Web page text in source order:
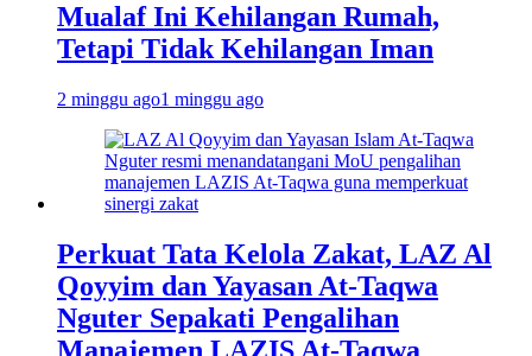
Mualaf Ini Kehilangan Rumah,
Tetapi Tidak Kehilangan Iman
2 minggu ago1 minggu ago
Perkuat Tata Kelola Zakat, LAZ Al
Qoyyim dan Yayasan At-Taqwa
Nguter Sepakati Pengalihan